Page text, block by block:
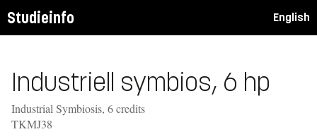
Studieinfo English
Industriell symbios, 6 hp
Industrial Symbiosis, 6 credits
TKMJ38